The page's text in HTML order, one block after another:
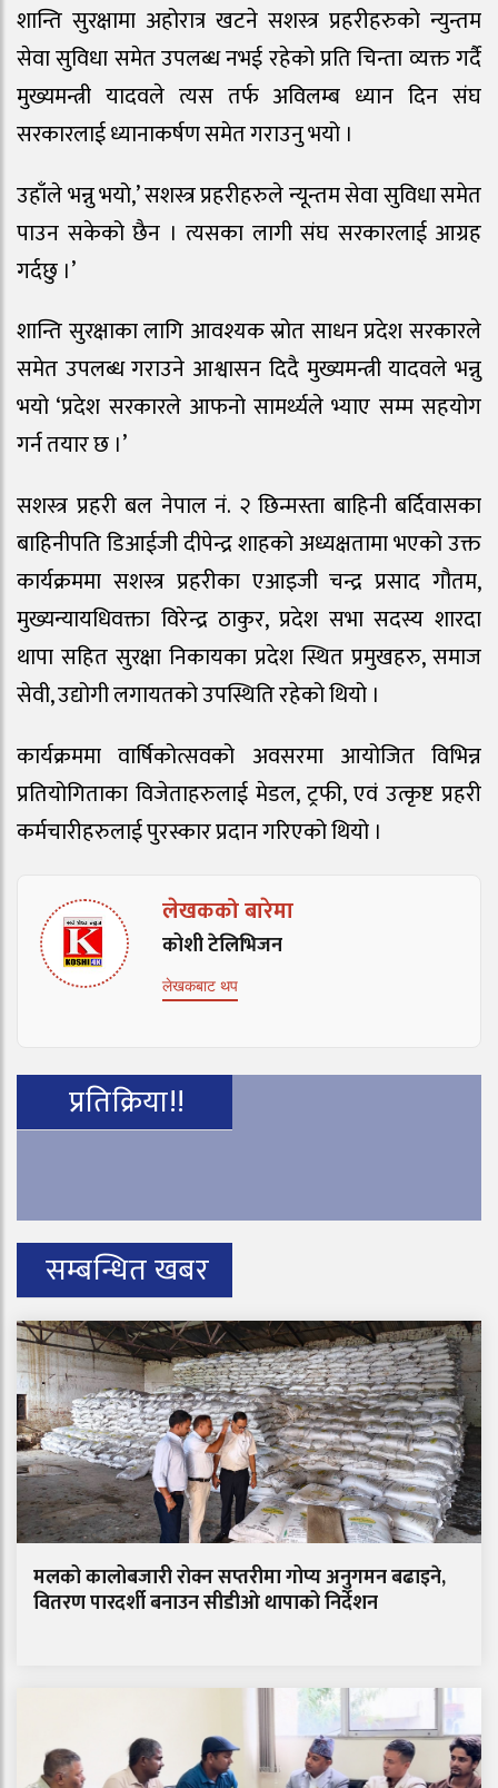
शान्ति सुरक्षामा अहोरात्र खटने सशस्त्र प्रहरीहरुको न्युन्तम
सेवा सुविधा समेत उपलब्ध नभई रहेको प्रति चिन्ता व्यक्त गर्दै
मुख्यमन्त्री यादवले त्यस तर्फ अविलम्ब ध्यान दिन संघ
सरकारलाई ध्यानाकर्षण समेत गराउनु भयो ।
उहाँले भन्नु भयो,’ सशस्त्र प्रहरीहरुले न्यून्तम सेवा सुविधा समेत
पाउन सकेको छैन । त्यसका लागी संघ सरकारलाई आग्रह
गर्दछु ।’
शान्ति सुरक्षाका लागि आवश्यक स्रोत साधन प्रदेश सरकारले
समेत उपलब्ध गराउने आश्वासन दिदै मुख्यमन्त्री यादवले भन्नु
भयो ‘प्रदेश सरकारले आफनो सामर्थ्यले भ्याए सम्म सहयोग
गर्न तयार छ ।’
सशस्त्र प्रहरी बल नेपाल नं. २ छिन्मस्ता बाहिनी बर्दिवासका
बाहिनीपति डिआईजी दीपेन्द्र शाहको अध्यक्षतामा भएको उक्त
कार्यक्रममा सशस्त्र प्रहरीका एआइजी चन्द्र प्रसाद गौतम,
मुख्यन्यायधिवक्ता विरेन्द्र ठाकुर, प्रदेश सभा सदस्य शारदा
थापा सहित सुरक्षा निकायका प्रदेश स्थित प्रमुखहरु, समाज
सेवी, उद्योगी लगायतको उपस्थिति रहेको थियो ।
कार्यक्रममा वार्षिकोत्सवको अवसरमा आयोजित विभिन्न
प्रतियोगिताका विजेताहरुलाई मेडल, ट्रफी, एवं उत्कृष्ट प्रहरी
कर्मचारीहरुलाई पुरस्कार प्रदान गरिएको थियो ।
लेखकको बारेमा
कोशी टेलिभिजन
लेखकबाट थप
प्रतिक्रिया!!
सम्बन्धित खबर
मलको कालोबजारी रोक्न सप्तरीमा गोप्य अनुगमन बढाइने,
वितरण पारदर्शी बनाउन सीडीओ थापाको निर्देशन